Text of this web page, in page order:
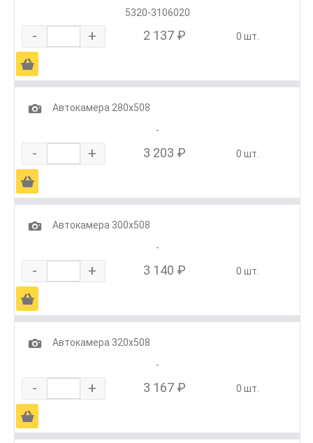
5320-3106020
- + 2 137 ₽ 0 шт.
Ä
1
Автокамера 280х508
-
- + 3 203 ₽ 0 шт.
Ä
1
Автокамера 300х508
-
- + 3 140 ₽ 0 шт.
Ä
1
Автокамера 320х508
-
- + 3 167 ₽ 0 шт.
Ä